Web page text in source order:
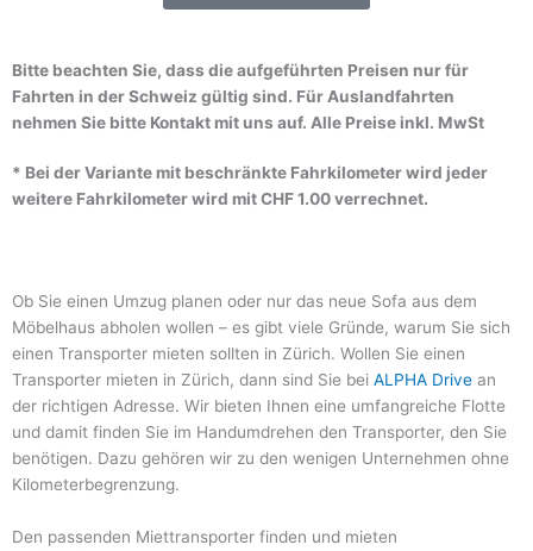
Bitte beachten Sie, dass die aufgeführten Preisen nur für
Fahrten in der Schweiz gültig sind. Für Auslandfahrten
nehmen Sie bitte Kontakt mit uns auf. Alle Preise inkl. MwSt
* Bei der Variante mit beschränkte Fahrkilometer wird jeder
weitere Fahrkilometer wird mit CHF 1.00 verrechnet.
Ob Sie einen Umzug planen oder nur das neue Sofa aus dem
Möbelhaus abholen wollen – es gibt viele Gründe, warum Sie sich
einen Transporter mieten sollten in Zürich. Wollen Sie einen
Transporter mieten in Zürich, dann sind Sie bei ALPHA Drive an
der richtigen Adresse. Wir bieten Ihnen eine umfangreiche Flotte
und damit finden Sie im Handumdrehen den Transporter, den Sie
benötigen. Dazu gehören wir zu den wenigen Unternehmen ohne
Kilometerbegrenzung.
Den passenden Miettransporter finden und mieten